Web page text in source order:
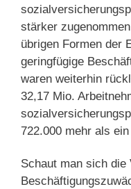
stärker
übrigen Formen der
geringfügige
waren weiterhin
32,17 Mio.
722.000 mehr als
Schaut man sich die